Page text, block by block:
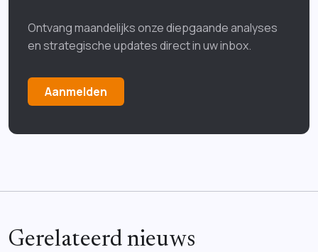
Ontvang maandelijks onze diepgaande analyses
en strategische updates direct in uw inbox.
Aanmelden
Gerelateerd nieuws